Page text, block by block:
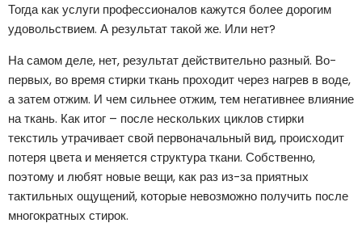
Тогда как услуги профессионалов кажутся более дорогим
удовольствием. А результат такой же. Или нет?
На самом деле, нет, результат действительно разный. Во-
первых, во время стирки ткань проходит через нагрев в воде,
а затем отжим. И чем сильнее отжим, тем негативнее влияние
на ткань. Как итог – после нескольких циклов стирки
текстиль утрачивает свой первоначальный вид, происходит
потеря цвета и меняется структура ткани. Собственно,
поэтому и любят новые вещи, как раз из-за приятных
тактильных ощущений, которые невозможно получить после
многократных стирок.